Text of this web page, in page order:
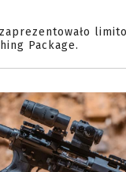
Package.